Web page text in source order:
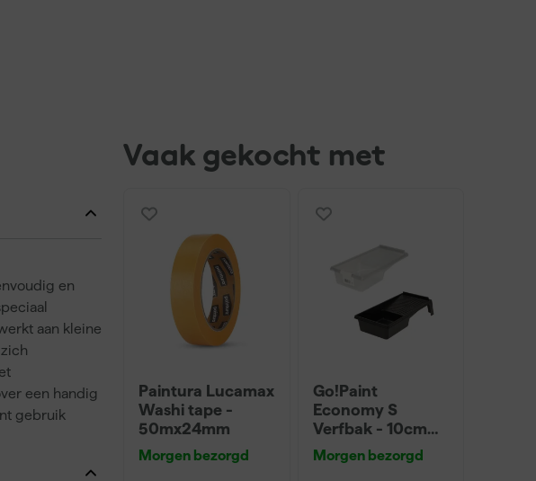
en
aan kleine
een handig
gebruik
Vaak gekocht met
Paintura Lucamax
Washi tape -
50mx24mm
Morgen bezorgd
Go!Paint
Economy S
Verfbak - 10cm
Roller - 15 x 32 cm
+ 5 inzetbakken
Morgen bezorgd